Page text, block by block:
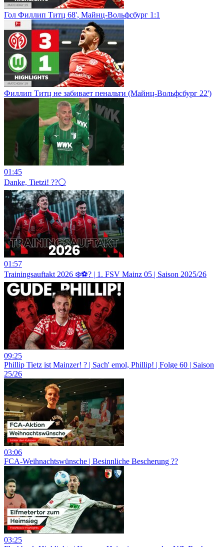
Гол Филлип Титц 68', Майнц-Вольфсбург 1:1
Филлип Титц не забивает пенальти (Майнц-Вольфсбург 22')
01:45
Danke, Tietzi! ??⚪
01:57
Trainingsauftakt 2026 ❄️⚽️? | 1. FSV Mainz 05 | Saison 2025/26
09:25
Phillip Tietz ist Mainzer! ? | Sach' emol, Phillip! | Folge 60 | Saison
25/26
03:06
FCA-Weihnachtswünsche | Besinnliche Bescherung ??
03:25